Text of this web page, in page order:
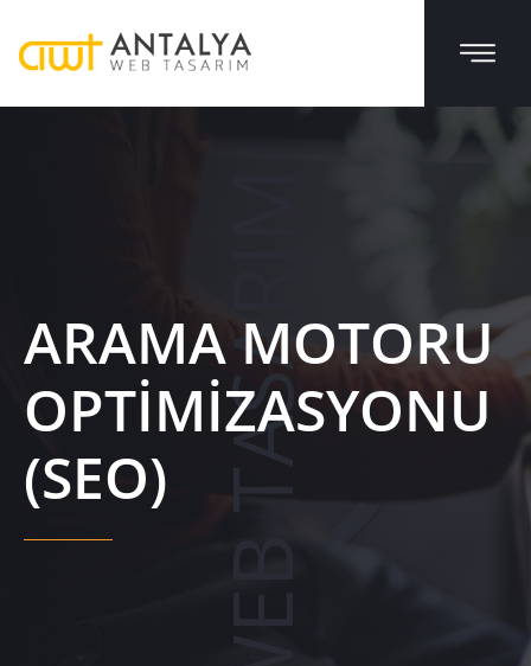
WEB TASARIM
ARAMA MOTORU
OPTIMIZASYONU
(SEO)